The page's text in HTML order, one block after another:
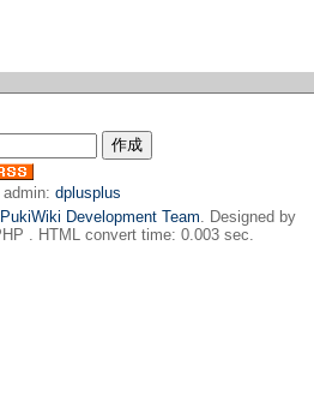
dplusplus
PukiWiki Development Team. Designed by
. HTML convert time: 0.003 sec.